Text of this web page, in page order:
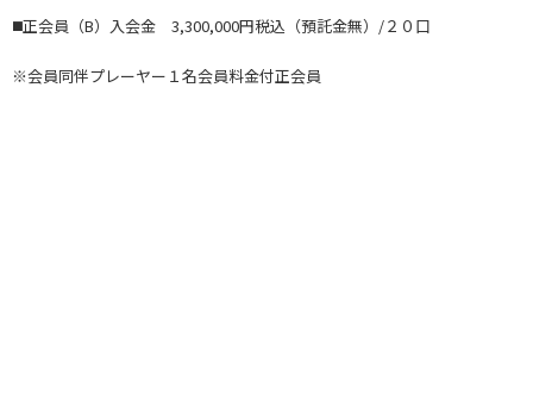
◼️正会員（B）入会金 3,300,000円税込（預託金無）/２０口
※会員同伴プレーヤー１名会員料金付正会員